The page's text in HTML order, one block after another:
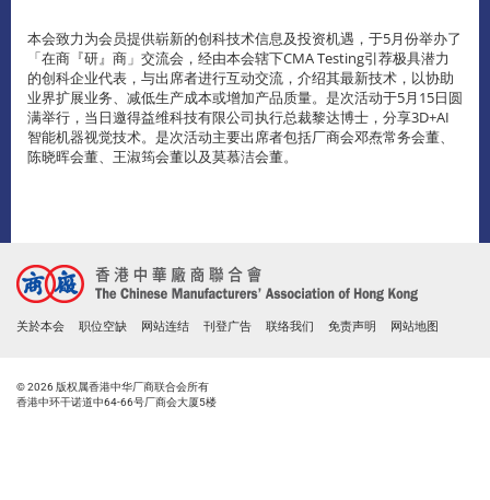
本会致力为会员提供崭新的创科技术信息及投资机遇，于5月份举办了
「在商『研』商」交流会，经由本会辖下CMA Testing引荐极具潜力
的创科企业代表，与出席者进行互动交流，介绍其最新技术，以协助
业界扩展业务、减低生产成本或增加产品质量。是次活动于5月15日圆
满举行，当日邀得益维科技有限公司执行总裁黎达博士，分享3D+AI
智能机器视觉技术。是次活动主要出席者包括厂商会邓焘常务会董、
陈晓晖会董、王淑筠会董以及莫慕洁会董。
关於本会 职位空缺 网站连结 刊登广告 联络我们 免责声明 网站地图
© 2026 版权属香港中华厂商联合会所有
香港中环干诺道中64-66号厂商会大厦5楼